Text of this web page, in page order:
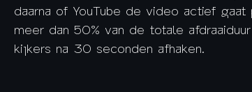
daarna of YouTube de video actief
meer dan 50% van de totale
kijkers na 30 seconden afhaken.